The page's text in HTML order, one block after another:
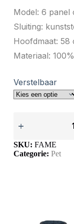
Model: 6 panel
Sluiting:
Hoofdmaat: 58
Materiaal:
Verstelbaar
SKU: FAME
Categorie: Pet